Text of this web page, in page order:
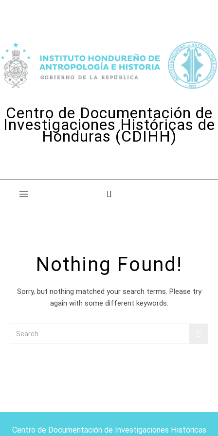
Centro de Documentación de
Investigaciones Históricas de
Honduras (CDIHH)
Nothing Found!
Sorry, but nothing matched your search terms. Please try
again with some different keywords.
Centro de Documentación de Investigaciones Históricas